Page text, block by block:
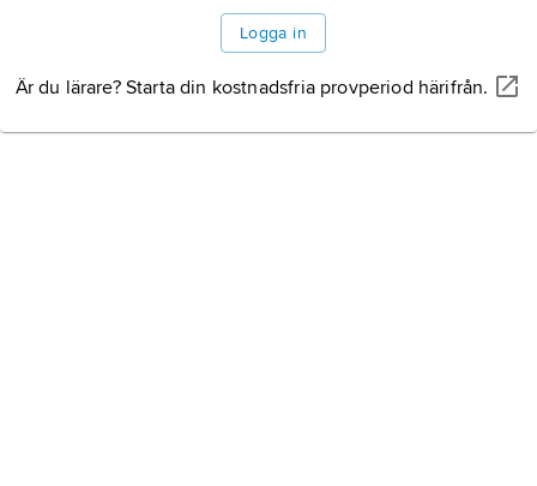
Logga in
Är du lärare? Starta din kostnadsfria provperiod härifrån.